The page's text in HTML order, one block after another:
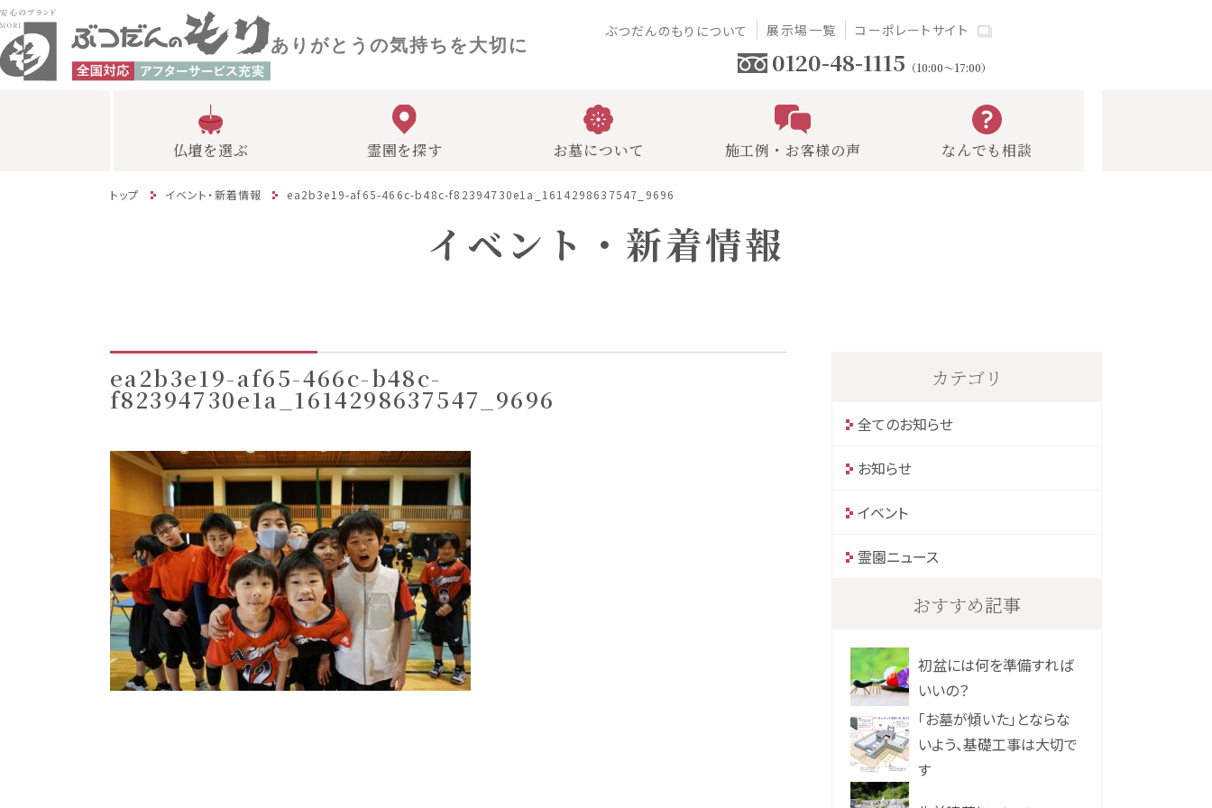
ありがとうの気持ちを大切に
ぶつだんのもりについて 展示場一覧 コーポレートサイト
0120-48-1115 （10:00～17:00）
仏壇を選ぶ 霊園を探す お墓について 施工例・お客様の声 なんでも相談
トップ イベント・新着情報 ea2b3e19-af65-466c-b48c-f82394730e1a_1614298637547_9696
イベント・新着情報
ea2b3e19-af65-466c-b48c-
f82394730e1a_1614298637547_9696
カテゴリ
全てのお知らせ
お知らせ
イベント
霊園ニュース
おすすめ記事
初盆には何を準備すれば
いいの？
「お墓が傾いた」とならな
いよう、基礎工事は大切で
す